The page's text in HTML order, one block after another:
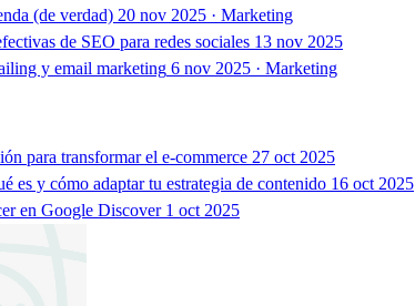
(de verdad) 20 nov 2025 · Marketing
de SEO para redes sociales 13 nov 2025
y email marketing 6 nov 2025 · Marketing
para transformar el e-commerce 27 oct 2025
es y cómo adaptar tu estrategia de contenido 16 oct 2025
en Google Discover 1 oct 2025